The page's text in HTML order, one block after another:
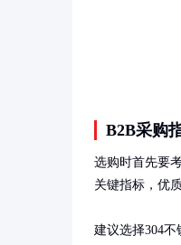
B2B采购
选购时首先要
关键指标，优
建议选择304